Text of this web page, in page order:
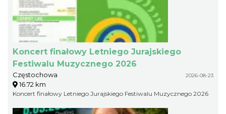
Koncert finałowy Letniego Jurajskiego
Festiwalu Muzycznego 2026
Częstochowa 2026-08-23
16.72 km
Koncert finałowy Letniego Jurajskiego Festiwalu Muzycznego 2026